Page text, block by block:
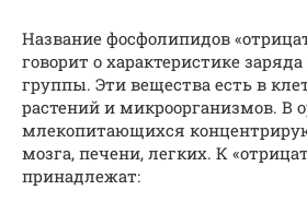
Название фосфолипидов
говорит о характеристике
группы. Эти вещества есть в
растений и микроорганизмов. В
млекопитающихся
мозга, печени, легких. К
принадлежат: